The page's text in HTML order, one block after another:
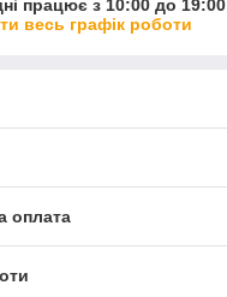
працює з 10:00 до 19:00
весь графік роботи
оплата